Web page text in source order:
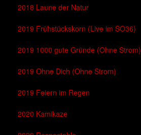
2018 Laune der Natur
2019 Frühstückskorn (Live im SO36)
2019 1000 gute Gründe (Ohne Strom)
2019 Ohne Dich (Ohne Strom)
2019 Feiern im Regen
2020 Kamikaze